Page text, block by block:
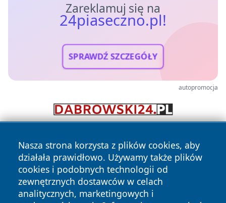
Zareklamuj się na
24piaseczno.pl!
SPRAWDŹ SZCZEGÓŁY
autopromocja
Nasza strona korzysta z plików cookies, aby
działała prawidłowo. Używamy także plików
cookies i podobnych technologii od
zewnętrznych dostawców w celach
analitycznych, marketingowych i
Copyright © 2026 24piaseczno.pl Wszystkie prawa